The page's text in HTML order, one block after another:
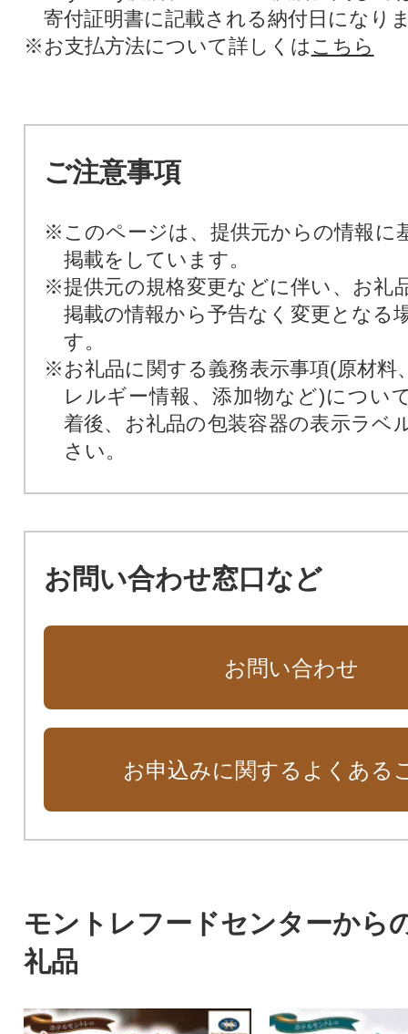
寄付証明書に記載される納付日になり
※お支払方法について詳しくは こちら
ご注意事項
※このページは、提供元からの情報に
掲載をしています。
※提供元の規格変更などに伴い、お礼
掲載の情報から予告なく変更となる
す。
※お礼品に関する義務表示事項(原材料
レルギー情報、添加物など)につい
着後、お礼品の包装容器の表示ラベ
さい。
お問い合わせ窓口など
お問い合わせ
お申込みに関するよくある
モントレフードセンターから
礼品